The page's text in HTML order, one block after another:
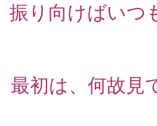
振り向けばいつ
最初は、何故見